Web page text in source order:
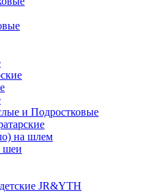
и Подростковые
на шлем
шеи
JR&YTH